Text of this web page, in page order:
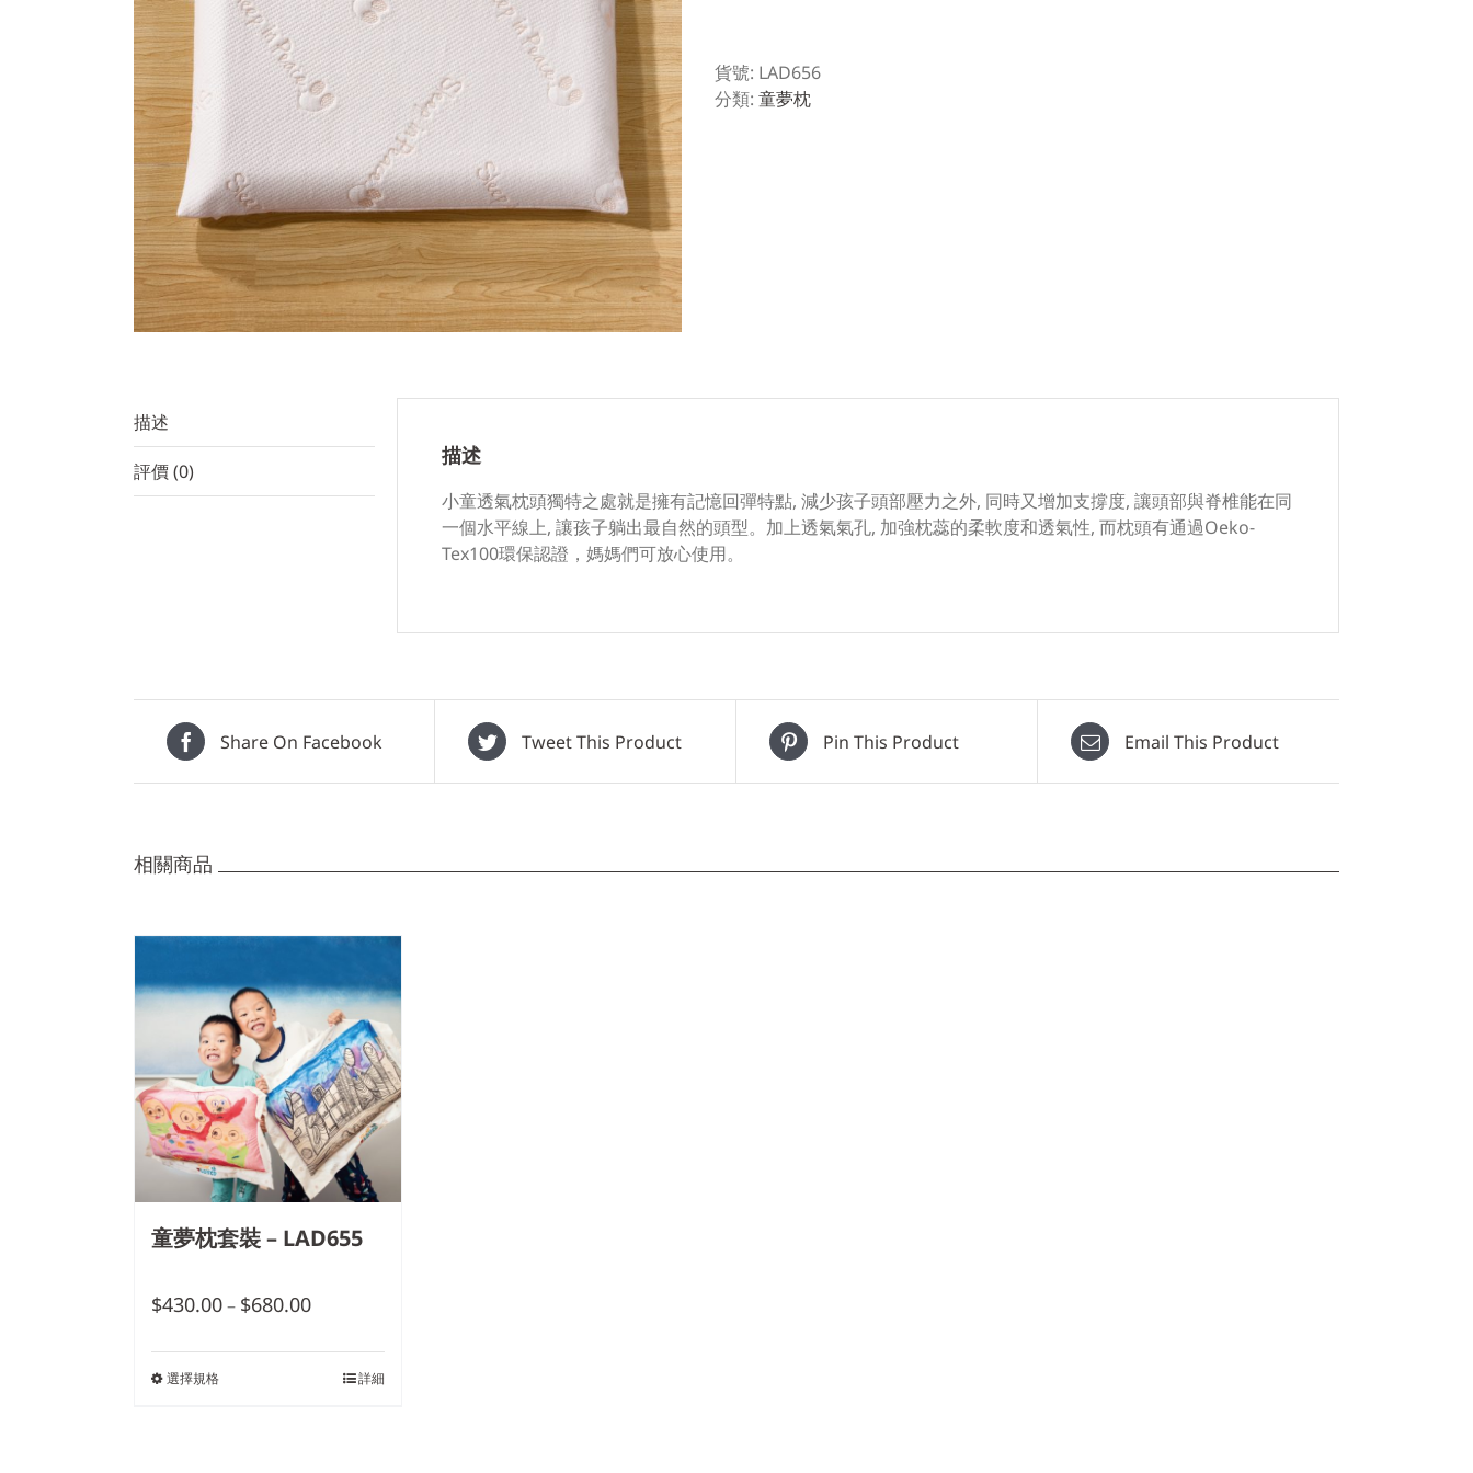
貨號: LAD656
分類: 童夢枕
描述
評價 (0)
描述
小童透氣枕頭獨特之處就是擁有記憶回彈特點, 減少孩子頭部壓力之外, 同時又增加支撐度, 讓頭部與脊椎能在同
一個水平線上, 讓孩子躺出最自然的頭型。加上透氣氣孔, 加強枕蕊的柔軟度和透氣性, 而枕頭有通過Oeko-
Tex100環保認證，媽媽們可放心使用。
Share On Facebook Tweet This Product Pin This Product Email This Product
相關商品
童夢枕套裝 – LAD655
$430.00– $680.00
選擇規格 詳細